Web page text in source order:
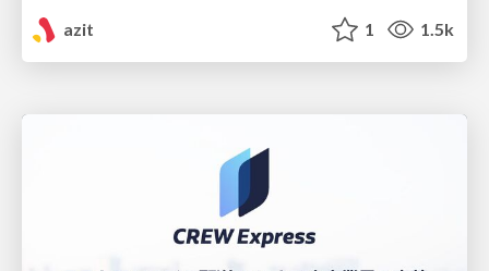
azit
1 1.5k